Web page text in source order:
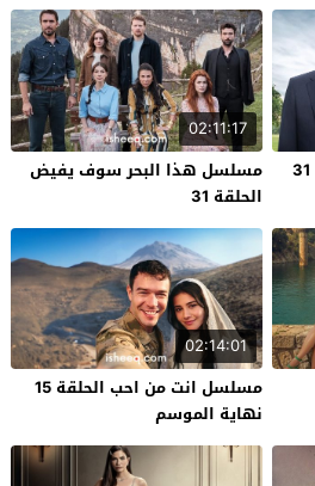
02:11:17
مسلسل هذا البحر سوف يفيض
الحلقة 31
02:14:01
مسلسل انت من احب الحلقة 15
نهاية الموسم